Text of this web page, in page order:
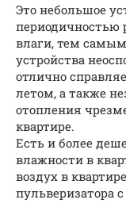
Это небольшое
влаги, тем
устройства
отлично
летом, а также
отопления
квартире.
Есть и более
влажности в
воздух в
пульверизатора